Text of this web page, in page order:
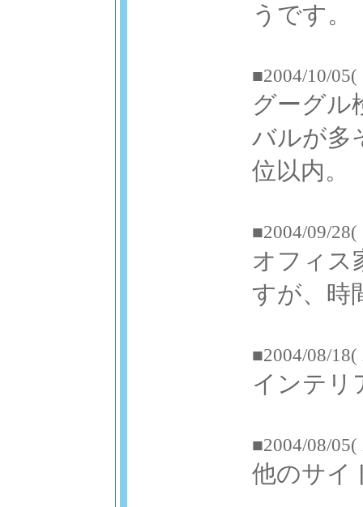
うです。
■2004/10/05(
グーグル
バルが多
位以内。
■2004/09/28(
オフィス
すが、時
■2004/08/18(
インテリ
■2004/08/05(
他のサイ